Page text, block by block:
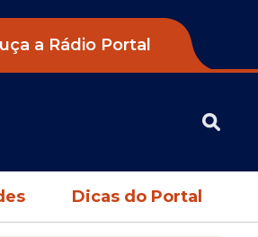
a Rádio Portal
Dicas do Portal